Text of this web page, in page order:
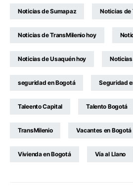
Noticias de Sumapaz Noticias de
Noticias de TransMilenio hoy
Noticias de Usaquén hoy
seguridad en Bogotá Seguridad
Taleento Capital Talento Bogotá
TransMilenio Vacantes en Bogotá
Vivienda en Bogotá Vía al Llano